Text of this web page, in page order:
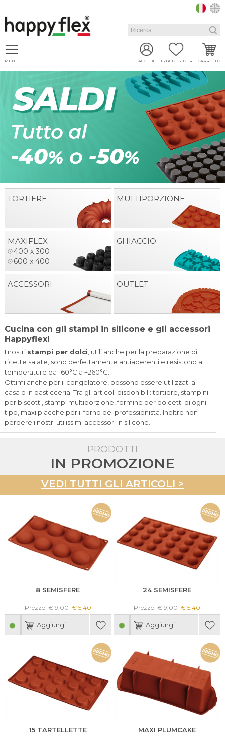
MENU ACCEDI LISTA DESIDERI CARRELLO
TORTIERE MULTIPORZIONE
MAXIFLEX
400 x 300
600 x 400
GHIACCIO
ACCESSORI OUTLET
Cucina con gli stampi in silicone e gli accessori
Happyflex!
I nostri stampi per dolci , utili anche per la preparazione di
ricette salate, sono perfettamente antiaderenti e resistono a
temperature da -60°C a +260°C.
Ottimi anche per il congelatore, possono essere utilizzati a
casa o in pasticceria. Tra gli articoli disponibili: tortiere, stampini
per biscotti, stampi multiporzione, formine per dolcetti di ogni
tipo, maxi placche per il forno del professionista. Inoltre non
perdere i nostri utilissimi accessori in silicone.
PRODOTTI
IN PROMOZIONE
VEDI TUTTI GLI ARTICOLI >
8 SEMISFERE
Prezzo: € 9,00 € 5,40
Aggiungi
24 SEMISFERE
Prezzo:€ 9,00 € 5,40
Aggiungi
15 TARTELLETTE MAXI PLUMCAKE